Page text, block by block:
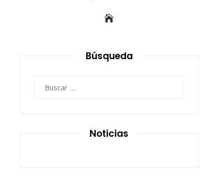
Búsqueda
Noticias